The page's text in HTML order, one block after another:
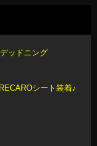
ッドニング
シート装着♪